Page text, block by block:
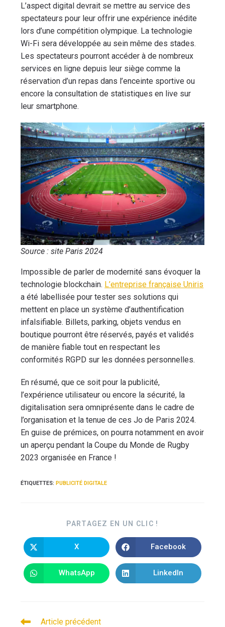
L’aspect digital devrait se mettre au service des
spectateurs pour leur offrir une expérience inédite
lors d’une compétition olympique. La technologie
Wi-Fi sera développée au sein même des stades.
Les spectateurs pourront accéder à de nombreux
services en ligne depuis leur siège comme la
réservation d’un repas dans l’enceinte sportive ou
encore la consultation de statistiques en live sur
leur smartphone.
Source : site Paris 2024
Impossible de parler de modernité sans évoquer la
technologie blockchain. L’entreprise française Uniris
a été labellisée pour tester ses solutions qui
mettent en place un système d’authentification
infalsifiable. Billets, parking, objets vendus en
boutique pourront être réservés, payés et validés
de manière fiable tout en respectant les
conformités RGPD sur les données personnelles.
En résumé, que ce soit pour la publicité,
l’expérience utilisateur ou encore la sécurité, la
digitalisation sera omniprésente dans le cadre de
l’organisation et la tenue de ces Jo de Paris 2024.
En guise de prémices, on pourra notamment en avoir
un aperçu pendant la Coupe du Monde de Rugby
2023 organisée en France !
ÉTIQUETTES:PUBLICITÉ DIGITALE
PARTAGEZ EN UN CLIC !
X Facebook
WhatsApp LinkedIn
Article précédent